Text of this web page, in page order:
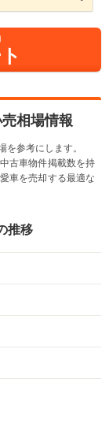
相場情報
参考にします。
古車物件掲載数を持
車を売却する最適な
推移